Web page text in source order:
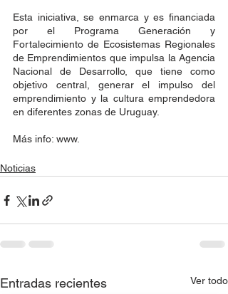
Esta iniciativa, se enmarca y es financiada
por el Programa Generación y
Fortalecimiento de Ecosistemas Regionales
de Emprendimientos que impulsa la Agencia
Nacional de Desarrollo, que tiene como
objetivo central, generar el impulso del
emprendimiento y la cultura emprendedora
en diferentes zonas de Uruguay.
Más info: www.
Noticias
Entradas recientes Ver todo